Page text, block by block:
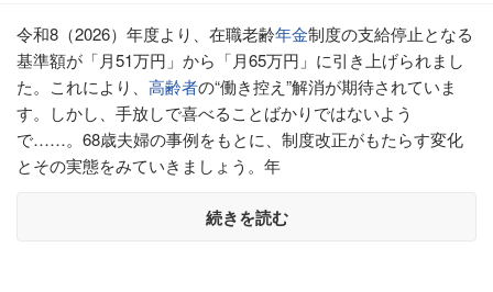
令和8（2026）年度より、在職老齢年金制度の支給停止となる
基準額が「月51万円」から「月65万円」に引き上げられまし
た。これにより、 高齢者の“働き控え”解消が期待されていま
す。しかし、手放しで喜べることばかりではないよう
で……。68歳夫婦の事例をもとに、制度改正がもたらす変化
とその実態をみていきましょう。年
続きを読む